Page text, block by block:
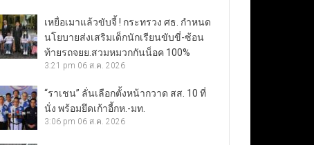
เหยื่อเมาแล้วขับจี้ ! กระทรวง ศธ. กำหนด
นโยบายส่งเสริมเด็กนักเรียนขับขี่-ซ้อน
ท้ายรถจยย.สวมหมวกกันน็อค 100%
3:21 pm 06 ส.ค. 2026
“ราเชน” ลั่นเลือกตั้งหน้ากวาด สส. 10 ที่
นั่ง พร้อมยึดเก้าอี้กห.-มท.
3:06 pm 06 ส.ค. 2026